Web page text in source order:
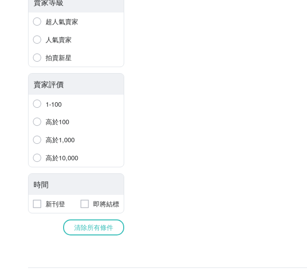
超人氣賣家
人氣賣家
拍賣新星
賣家評價
1-100
高於100
高於1,000
高於10,000
時間
新刊登 即將結標
清除所有條件